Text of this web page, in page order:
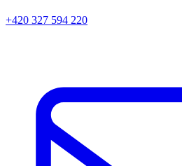
+420 327 594 220